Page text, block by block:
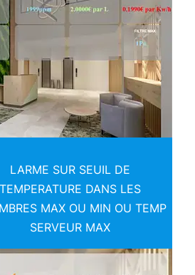
LARME SUR SEUIL DE
TEMPERATURE DANS LES
MAX OU MIN OU TEMP
SERVEUR MAX